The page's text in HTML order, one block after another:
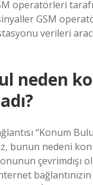
operatörleri
GSM
verileri
neden
“Konum
bunun nedeni
çevrimdışı